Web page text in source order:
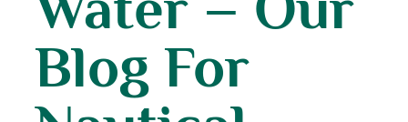
Blog For